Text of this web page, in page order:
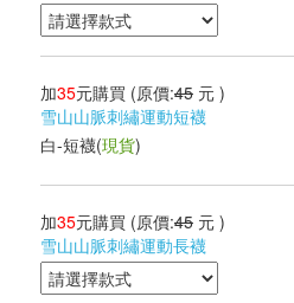
加35元購買 (原價:45 元 )
雪山山脈刺繡運動短襪
白-短襪(現貨)
加35元購買 (原價:45 元 )
雪山山脈刺繡運動長襪